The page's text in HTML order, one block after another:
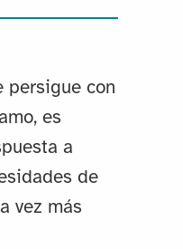
persigue con
es
a
de
vez más